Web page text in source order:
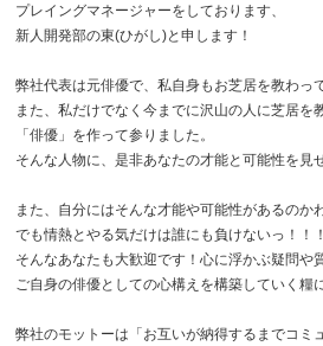
プレイングマネージャーをしております、
新人開発部の東(ひがし)と申します！
弊社代表は元俳優で、私自身もお芝居を教わっ
また、私だけでなく今までに沢山の人に芝居を
「俳優」を作って参りました。
そんな人物に、是非あなたの才能と可能性を見
また、自分にはそんな才能や可能性があるのか
でも情熱とやる気だけは誰にも負けないっ！！！
そんなあなたも大歓迎です！心に浮かぶ疑問や
ご自身の俳優としての心構えを構築していく糧
弊社のモットーは「お互いが納得するまでコミ